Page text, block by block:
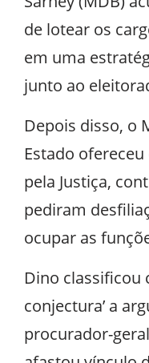
de lotear os
em uma
junto ao
Depois disso, o
Estado
pela Justiça,
pediram
ocupar as
Dino classificou
conjectura’ a
procurador-